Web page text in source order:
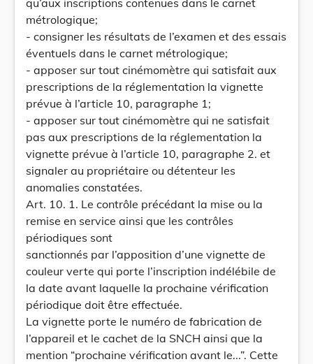
qu’aux inscriptions contenues dans le carnet
métrologique;
- consigner les résultats de l’examen et des essais
éventuels dans le carnet métrologique;
- apposer sur tout cinémomètre qui satisfait aux
prescriptions de la réglementation la vignette
prévue à l’article 10, paragraphe 1;
- apposer sur tout cinémomètre qui ne satisfait
pas aux prescriptions de la réglementation la
vignette prévue à l’article 10, paragraphe 2. et
signaler au propriétaire ou détenteur les
anomalies constatées.
Art. 10. 1. Le contrôle précédant la mise ou la
remise en service ainsi que les contrôles
périodiques sont
sanctionnés par l’apposition d’une vignette de
couleur verte qui porte l’inscription indélébile de
la date avant laquelle la prochaine vérification
périodique doit être effectuée.
La vignette porte le numéro de fabrication de
l’appareil et le cachet de la SNCH ainsi que la
mention “prochaine vérification avant le...”. Cette